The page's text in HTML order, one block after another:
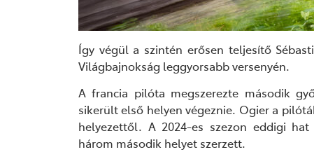
Így végül a szintén erősen teljesítő
Világbajnokság leggyorsabb versenyén.
A francia pilóta megszerezte második
sikerült első helyen végeznie. Ogier a
helyezettől. A 2024-es szezon eddigi
három második helyet szerzett.